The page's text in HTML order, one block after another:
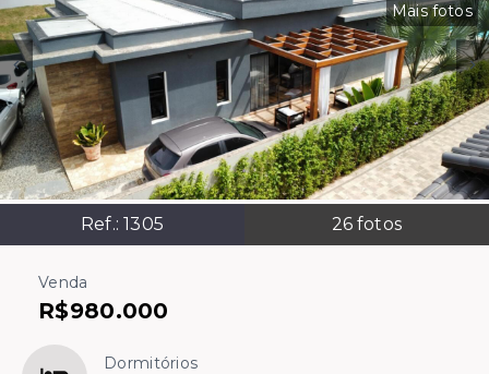
Mais fotos
Ref.: 1305 26 fotos
Venda
R$980.000
Dormitórios